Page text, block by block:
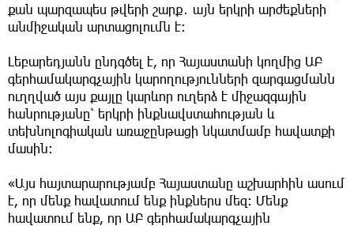
քան պարզապես թվերի շարք․ այն երկրի արժեքների
անմիջական արտացոլումն է։
Լեբարեդյանն ընդգծել է, որ Հայաստանի կողմից ԱԲ
գերհամակարգչային կարողությունների զարգացմանն
ուղղված այս քայլը կարևոր ուղերձ է միջազգային
հանրությանը՝ երկրի ինքնավստահության և
տեխնոլոգիական առաջընթացի նկատմամբ հավատքի
մասին։
«Այս հայտարարությամբ Հայաստանը աշխարհին ասում
է, որ մենք հավատում ենք ինքներս մեզ։ Մենք
հավատում ենք, որ ԱԲ գերհամակարգչային